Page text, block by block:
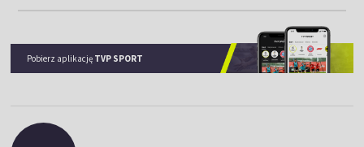
Pobierz aplikację TVP SPORT